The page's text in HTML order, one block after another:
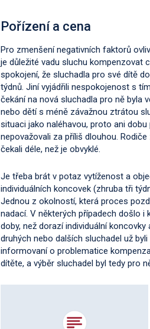
Pořízení a cena
Pro zmenšení negativních faktorů
je důležité vadu sluchu kompenzovat
spokojení, že sluchadla pro své dítě
týdnů. Jiní vyjádřili nespokojenost s
čekání na nová sluchadla pro ně byla
nebo dětí s méně závažnou ztrátou
situaci jako naléhavou, proto ani
nepovažovali za příliš dlouhou.
čekali déle, než je obvyklé.
Je třeba brát v potaz vytíženost a
individuálních koncovek (zhruba tři
Jednou z okolností, která proces
nadací. V některých případech došlo i
doby, než dorazí individuální
druhých nebo dalších sluchadel už
informovaní o problematice
dítěte, a výběr sluchadel byl tedy pro